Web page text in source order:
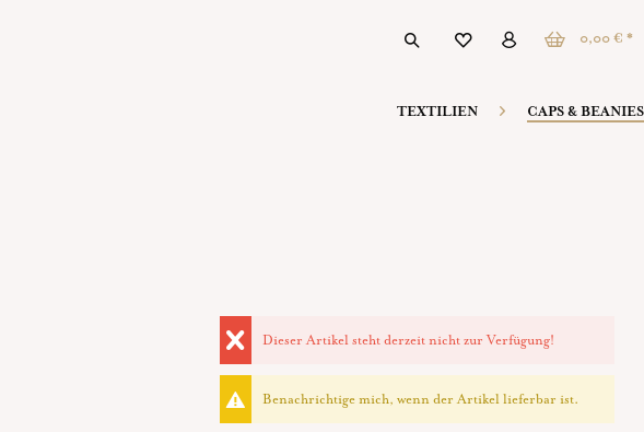
0,00 € *
TEXTILIEN CAPS & BEANIES
Dieser Artikel steht derzeit nicht zur Verfügung!
Benachrichtige mich, wenn der Artikel lieferbar ist.